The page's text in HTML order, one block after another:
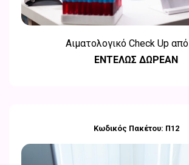
Αιματολογικό Check Up από
ΕΝΤΕΛΩΣ ΔΩΡΕΑΝ
Κωδικός Πακέτου: Π12